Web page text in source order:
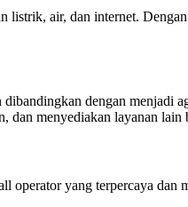
air, dan internet.
dengan menjadi
dan menyediakan layanan lain
operator yang terpercaya dan